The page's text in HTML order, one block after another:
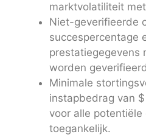
marktvolatiliteit
Niet-geverifieerde
succespercentage
prestatiegegevens
worden
Minimale
instapbedrag van
voor alle potentiële
toegankelijk.